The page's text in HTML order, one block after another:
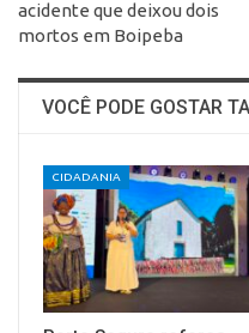
acidente que deixou dois
mortos em Boipeba
VOCÊ PODE GOSTAR
CIDADANIA